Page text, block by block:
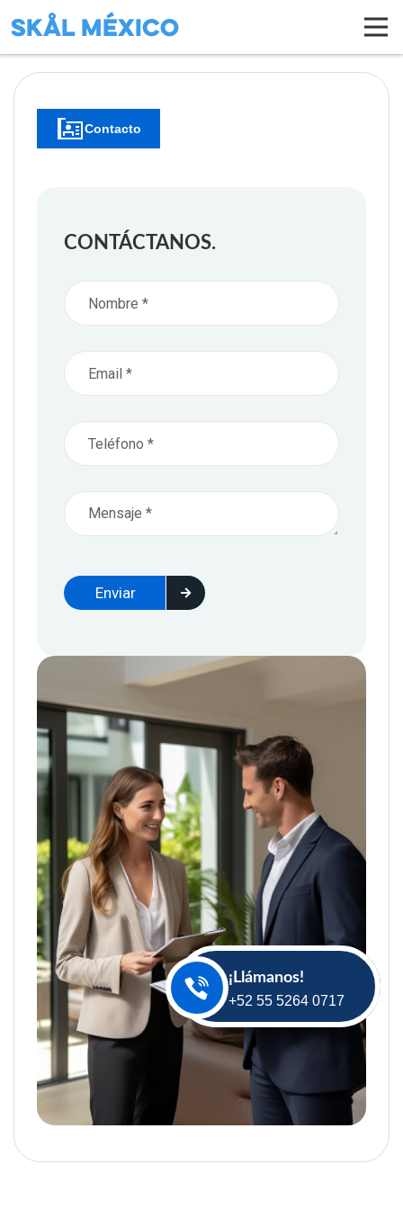
Skål México
¡Llámanos!
+52 55 5264 0717
Contacto
CONTÁCTANOS.
Enviar